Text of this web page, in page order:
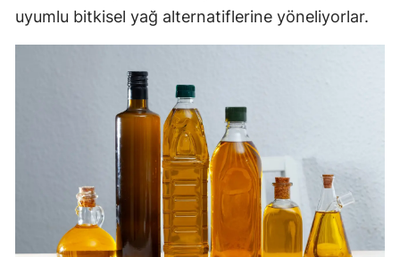
uyumlu bitkisel yağ alternatiflerine yöneliyorlar.